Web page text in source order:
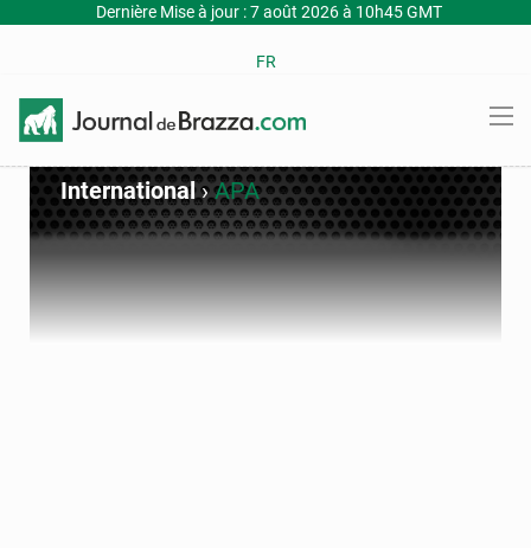
Dernière Mise à jour : 7 août 2026 à 10h45 GMT
FR
International›APA